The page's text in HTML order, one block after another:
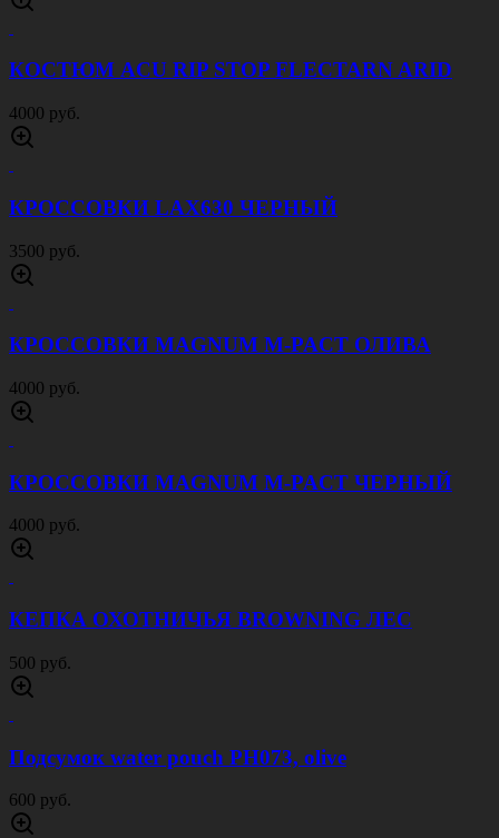
КОСТЮМ ACU RIP STOP FLECTARN ARID
4000 руб.
КРОССОВКИ LAX630 ЧЕРНЫЙ
3500 руб.
КРОССОВКИ MAGNUM M-PACT ОЛИВА
4000 руб.
КРОССОВКИ MAGNUM M-PACT ЧЕРНЫЙ
4000 руб.
КЕПКА ОХОТНИЧЬЯ BROWNING ЛЕС
500 руб.
Подсумок water pouch PH073, olive
600 руб.